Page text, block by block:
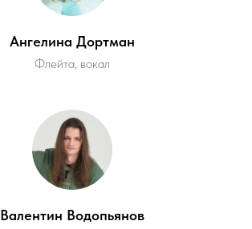
Ангелина Дортман
Флейта, вокал
Валентин Водопьянов